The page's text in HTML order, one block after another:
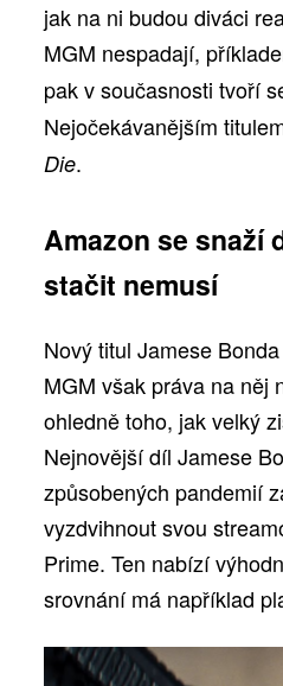
jak na ni budou diváci
MGM nespadají,
pak v současnosti tvoří
Nejočekávanějším
Die.
Amazon se snaží
stačit nemusí
Nový titul Jamese
MGM však práva na něj
ohledně toho, jak velký
Nejnovější díl Jamese
způsobených pandemií
vyzdvihnout svou
Prime. Ten nabízí
srovnání má například